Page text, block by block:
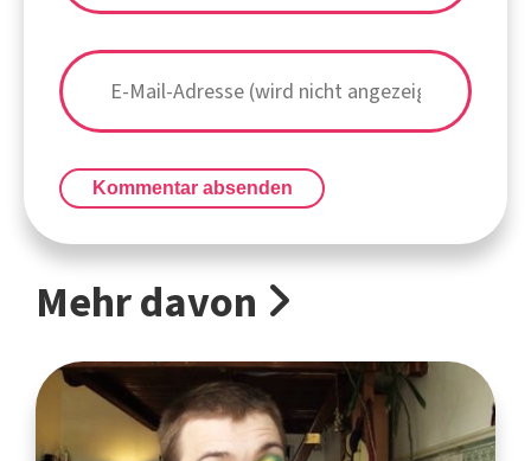
Kommentar absenden
Mehr davon